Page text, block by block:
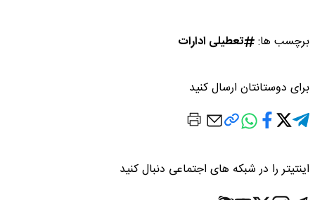
برچسب ها: تعطیلی ادارات
برای دوستانتان ارسال کنید
اینتیتر را در شبکه های اجتماعی دنبال کنید